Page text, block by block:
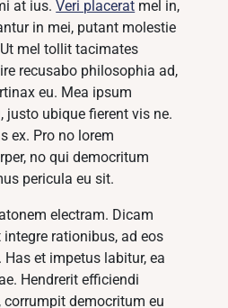
at ius.Veri placerat mel in,
in mei, putant molestie
mel tollit tacimates
recusabo philosophia ad,
eu. Mea ipsum
justo ubique fierent vis ne.
ex. Pro no lorem
no qui democritum
pericula eu sit.
electram. Dicam
rationibus, ad eos
et impetus labitur, ea
Hendrerit efficiendi
democritum eu